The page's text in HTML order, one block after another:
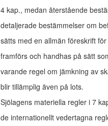
4 kap., medan återstående
detaljerade bestämmelser om
sätts med en allmän föreskrift
framförs och handhas på sätt
varande regel om jämkning av
blir tillämplig även på lots.
Sjölagens materiella regler i 7
de internationellt vedertagna